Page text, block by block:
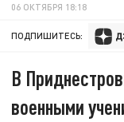
06 ОКТЯБРЯ 18:18
ПОДПИШИТЕСЬ:
В
военными